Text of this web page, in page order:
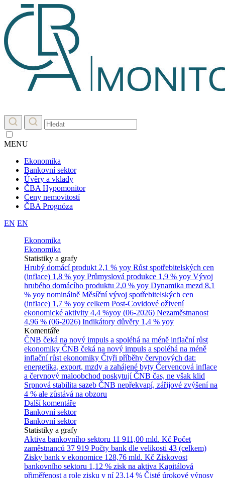
MENU
Ekonomika
Bankovní sektor
Úvěry a vklady
ČBA Hypomonitor
Ceny nemovitostí
ČBA Prognóza
EN EN
Ekonomika
Ekonomika
Statistiky a grafy
Hrubý domácí produkt 2,1 % yoy Růst spotřebitelských cen
(inflace) 1,8 % yoy Průmyslová produkce 1,9 % yoy Vývoj
hrubého domácího produktu 2,0 % yoy Dynamika mezd 8,1
% yoy nominálně Měsíční vývoj spotřebitelských cen
(inflace) 1,7 % yoy celkem Post-Covidové oživení
ekonomické aktivity 4,4 %yoy (06-2026) Nezaměstnanost
4,96 % (06-2026) Indikátory důvěry 1,4 % yoy
Komentáře
ČNB čeká na nový impuls a spoléhá na méně inflační růst
ekonomiky ČNB čeká na nový impuls a spoléhá na méně
inflační růst ekonomiky Čtyři příběhy červnových dat:
energetika, export, mzdy a zahájené byty Červencová inflace
a červnový maloobchod poskytují ČNB čas, ne však klid
Srpnová stabilita sazeb ČNB nepřekvapí, zářijové zvýšení na
4 % ale zůstává na obzoru
Další komentáře
Bankovní sektor
Bankovní sektor
Statistiky a grafy
Aktiva bankovního sektoru 11 911,00 mld. Kč Počet
zaměstnanců 37 919 Počty bank dle velikosti 43 (celkem)
Zisky bank v ekonomice 128,76 mld. Kč Ziskovost
bankovního sektoru 1,12 % zisk na aktiva Kapitálová
přiměřenost a role zisku v ní 23,14 % Čisté úrokové výnosy